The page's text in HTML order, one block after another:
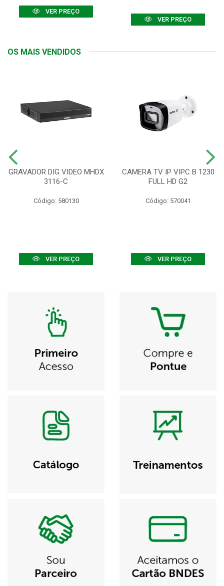
VER PREÇO
VER PREÇO
OS MAIS VENDIDOS
GRAVADOR DIG VIDEO MHDX
3116-C
Código: 580130
VER PREÇO
CAMERA TV IP VIPC B 1230
FULL HD G2
Código: 570041
VER PREÇO